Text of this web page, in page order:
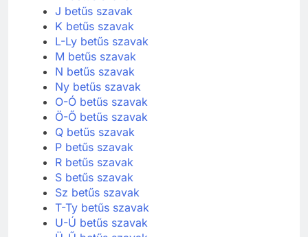
J betűs szavak
K betűs szavak
L-Ly betűs szavak
M betűs szavak
N betűs szavak
Ny betűs szavak
O-Ó betűs szavak
Ö-Ő betűs szavak
Q betűs szavak
P betűs szavak
R betűs szavak
S betűs szavak
Sz betűs szavak
T-Ty betűs szavak
U-Ú betűs szavak